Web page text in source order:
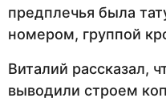
предплечья была
номером, группой
Виталий рассказал,
выводили строем